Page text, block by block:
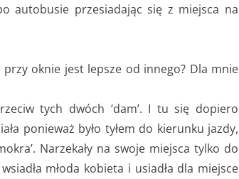
autobusie przesiadając się z miejsca na
oknie jest lepsze od innego? Dla mnie
tych dwóch ‘dam’. I tu się dopiero
ponieważ było tyłem do kierunku jazdy,
Narzekały na swoje miejsca tylko do
młoda kobieta i usiadła dla miejsce